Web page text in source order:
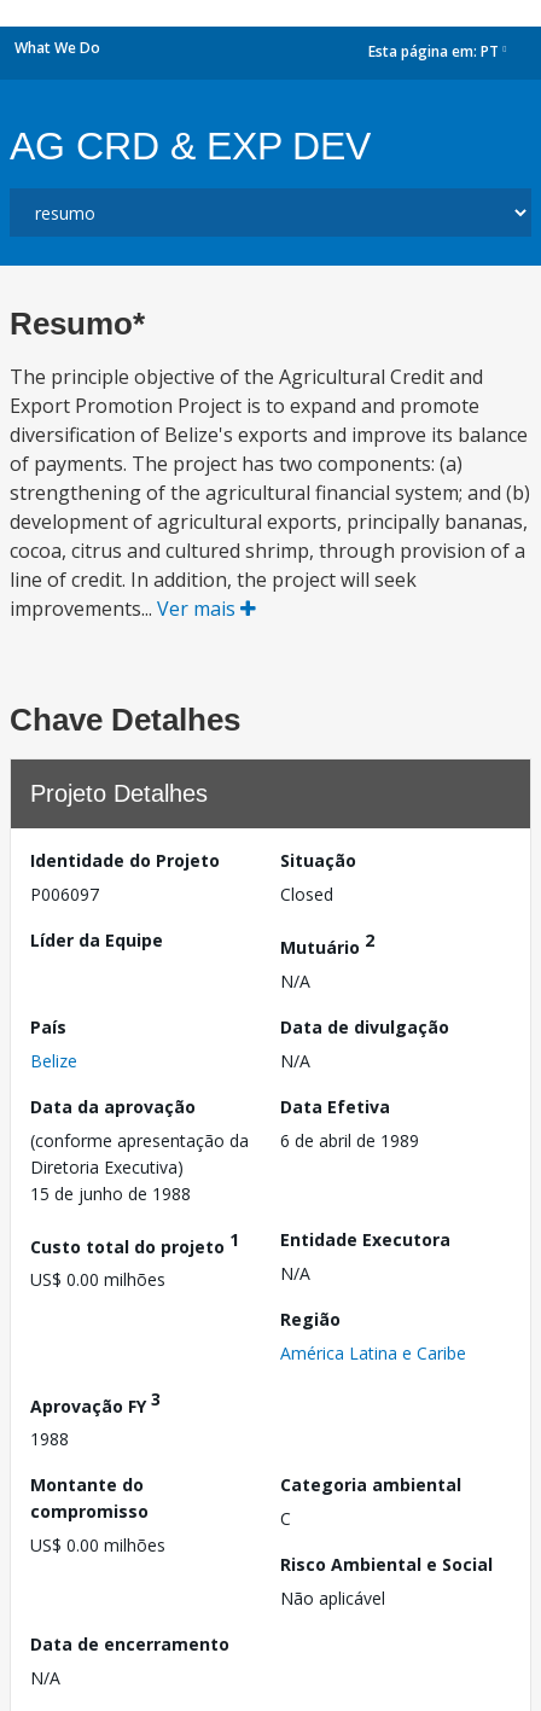
What We Do Esta página em: PT
AG CRD & EXP DEV
Resumo*
The principle objective of the Agricultural Credit and
Export Promotion Project is to expand and promote
diversification of Belize's exports and improve its balance
of payments. The project has two components: (a)
strengthening of the agricultural financial system; and (b)
development of agricultural exports, principally bananas,
cocoa, citrus and cultured shrimp, through provision of a
line of credit. In addition, the project will seek
improvements... Ver mais
Chave Detalhes
Projeto Detalhes
Identidade do Projeto
P006097
Situação
Closed
Líder da Equipe
Mutuário 2
N/A
País
Belize
Data de divulgação
N/A
Data da aprovação
(conforme apresentação da
Diretoria Executiva)
15 de junho de 1988
Data Efetiva
6 de abril de 1989
Custo total do projeto 1
US$ 0.00 milhões
Entidade Executora
N/A
Região
América Latina e Caribe
Aprovação FY3
1988
Montante do
compromisso
US$ 0.00 milhões
Categoria ambiental
C
Risco Ambiental e Social
Não aplicável
Data de encerramento
N/A